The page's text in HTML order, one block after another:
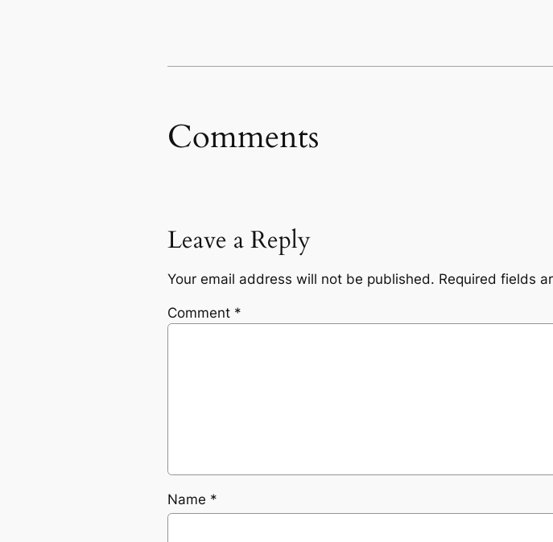
Comments
Leave a Reply
Your email address will not be published. Required fields
Comment *
Name *